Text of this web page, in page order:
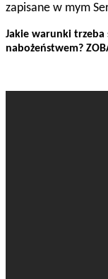
zapisane w mym
Jakie warunki trzeba
nabożeństwem?